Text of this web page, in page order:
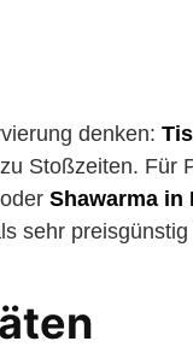
denken:
Stoßzeiten. Für
oder Shawarma in
sehr